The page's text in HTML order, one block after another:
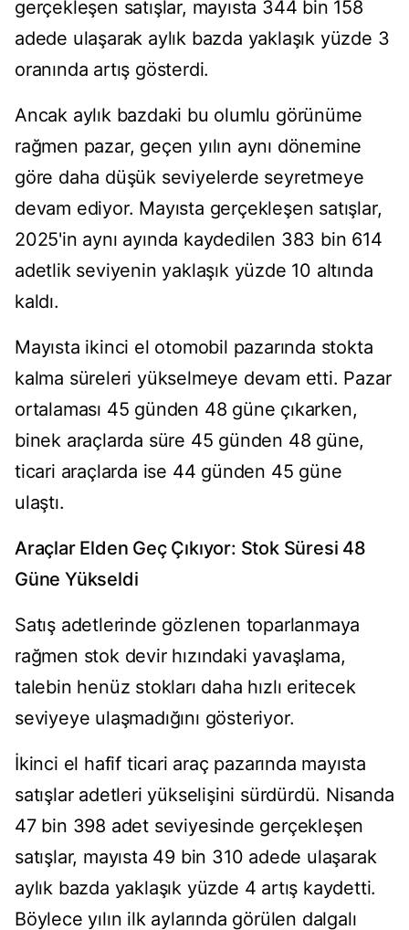
gerçekleşen satışlar, mayısta 344 bin 158
adede ulaşarak aylık bazda yaklaşık yüzde 3
oranında artış gösterdi.
Ancak aylık bazdaki bu olumlu görünüme
rağmen pazar, geçen yılın aynı dönemine
göre daha düşük seviyelerde seyretmeye
devam ediyor. Mayısta gerçekleşen satışlar,
2025'in aynı ayında kaydedilen 383 bin 614
adetlik seviyenin yaklaşık yüzde 10 altında
kaldı.
Mayısta ikinci el otomobil pazarında stokta
kalma süreleri yükselmeye devam etti. Pazar
ortalaması 45 günden 48 güne çıkarken,
binek araçlarda süre 45 günden 48 güne,
ticari araçlarda ise 44 günden 45 güne
ulaştı.
Araçlar Elden Geç Çıkıyor: Stok Süresi 48
Güne Yükseldi
Satış adetlerinde gözlenen toparlanmaya
rağmen stok devir hızındaki yavaşlama,
talebin henüz stokları daha hızlı eritecek
seviyeye ulaşmadığını gösteriyor.
İkinci el hafif ticari araç pazarında mayısta
satışlar adetleri yükselişini sürdürdü. Nisanda
47 bin 398 adet seviyesinde gerçekleşen
satışlar, mayısta 49 bin 310 adede ulaşarak
aylık bazda yaklaşık yüzde 4 artış kaydetti.
Böylece yılın ilk aylarında görülen dalgalı